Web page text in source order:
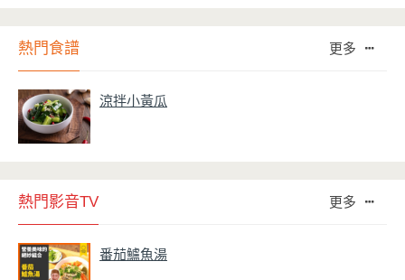
熱門食譜 更多
涼拌小黃瓜
熱門影音TV 更多
番茄鱸魚湯